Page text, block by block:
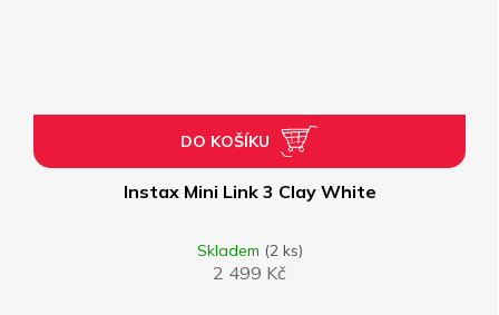
Instax Mini Link 3 Clay White
Skladem (2 ks)
2 499 Kč
DO KOŠÍKU